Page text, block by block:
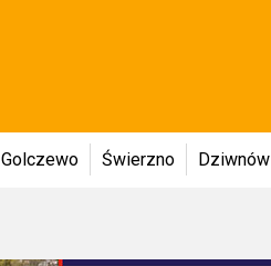
Golczewo Świerzno Dziwnów